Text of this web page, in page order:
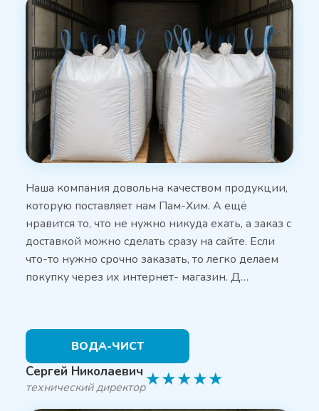
Наша компания довольна качеством продукции,
которую поставляет нам Пам-Хим. А ещё
нравится то, что не нужно никуда ехать, а заказ с
доставкой можно сделать сразу на сайте. Если
что-то нужно срочно заказать, то легко делаем
покупку через их интернет- магазин. Д…
ВОДА-ЧИСТ
Сергей Николаевич
технический директор★★★★★